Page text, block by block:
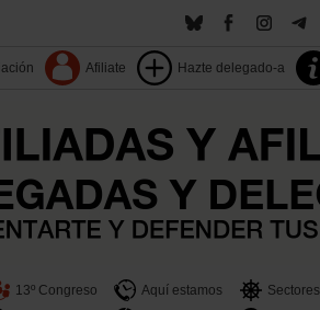
Afiliate Hazte delegado-a
13º Congreso Aquí estamos Sectores